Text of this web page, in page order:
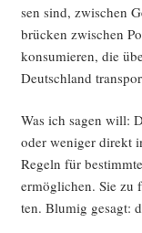
sen sind, zwi­schen
brü­cken zwi­schen
kon­su­mie­ren, die
Deutsch­land
Was ich sagen will:
oder weni­ger direkt
Regeln für
ermög­li­chen. Sie zu
ten. Blu­mig gesagt: